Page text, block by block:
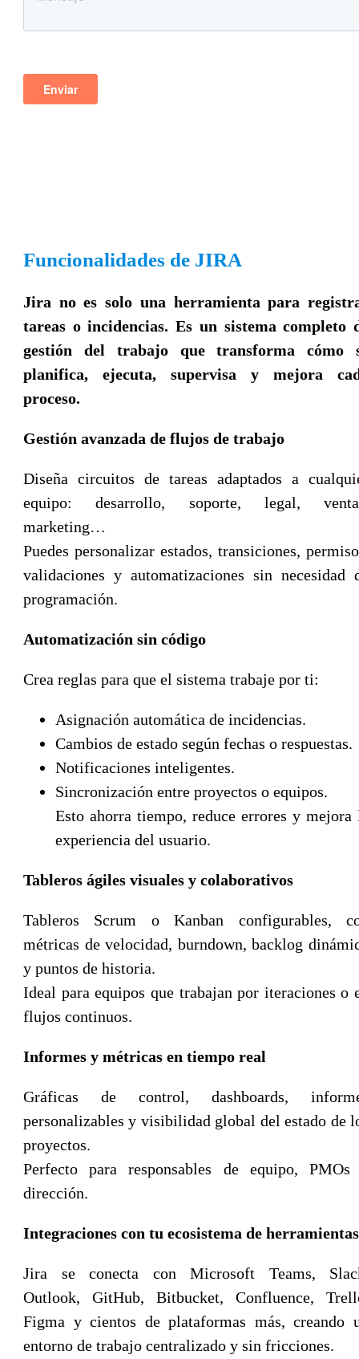
Funcionalidades de JIRA
Jira no es solo una herramienta para
tareas o incidencias. Es un sistema completo
gestión del trabajo que transforma cómo
planifica, ejecuta, supervisa y mejora
proceso.
Gestión avanzada de flujos de trabajo
Diseña circuitos de tareas adaptados a
equipo: desarrollo, soporte, legal,
marketing…
Puedes personalizar estados, transiciones,
validaciones y automatizaciones sin necesidad
programación.
Automatización sin código
Crea reglas para que el sistema trabaje por ti:
Asignación automática de incidencias.
Cambios de estado según fechas o respuestas.
Notificaciones inteligentes.
Sincronización entre proyectos o equipos.
Esto ahorra tiempo, reduce errores y mejora
experiencia del usuario.
Tableros ágiles visuales y colaborativos
Tableros Scrum o Kanban configurables,
métricas de velocidad, burndown, backlog
y puntos de historia.
Ideal para equipos que trabajan por iteraciones o
flujos continuos.
Informes y métricas en tiempo real
Gráficas de control, dashboards,
personalizables y visibilidad global del estado de
proyectos.
Perfecto para responsables de equipo,
dirección.
Integraciones con tu ecosistema de herramientas
Jira se conecta con Microsoft Teams,
Outlook, GitHub, Bitbucket, Confluence,
Figma y cientos de plataformas más, creando
entorno de trabajo centralizado y sin fricciones.